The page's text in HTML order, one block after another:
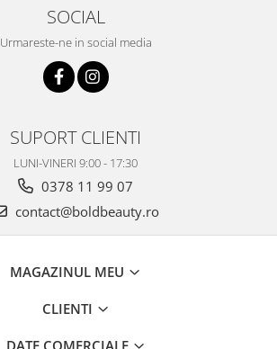
SOCIAL
Urmareste-ne in social media
SUPORT CLIENTI
LUNI-VINERI 9:00 - 17:30
0378 11 99 07
contact@boldbeauty.ro
MAGAZINUL MEU
CLIENTI